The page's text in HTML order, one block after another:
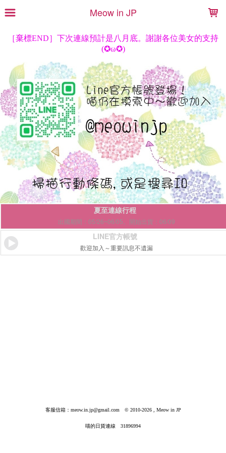
Meow in JP
夏至連線行程
出國期間：05/26~06/05。開始出貨：06/09
LINE官方帳號
歡迎加入～重要訊息不遺漏